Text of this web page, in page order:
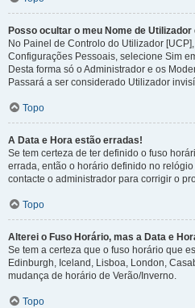
Posso ocultar o meu Nome de
No Painel de Controlo do Utilizador
Configurações Pessoais, selecione Sim
Desta forma só o Administrador e os
Passará a ser considerado Utilizador
Topo
A Data e Hora estão erradas!
Se tem certeza de ter definido o fuso
errada, então o horário definido no
contacte o administrador para corrigir o
Topo
Alterei o Fuso Horário, mas a Data e
Se tem a certeza que o fuso horário que
Edinburgh, Iceland, Lisboa, London,
mudança de horário de Verão/Inverno.
Topo